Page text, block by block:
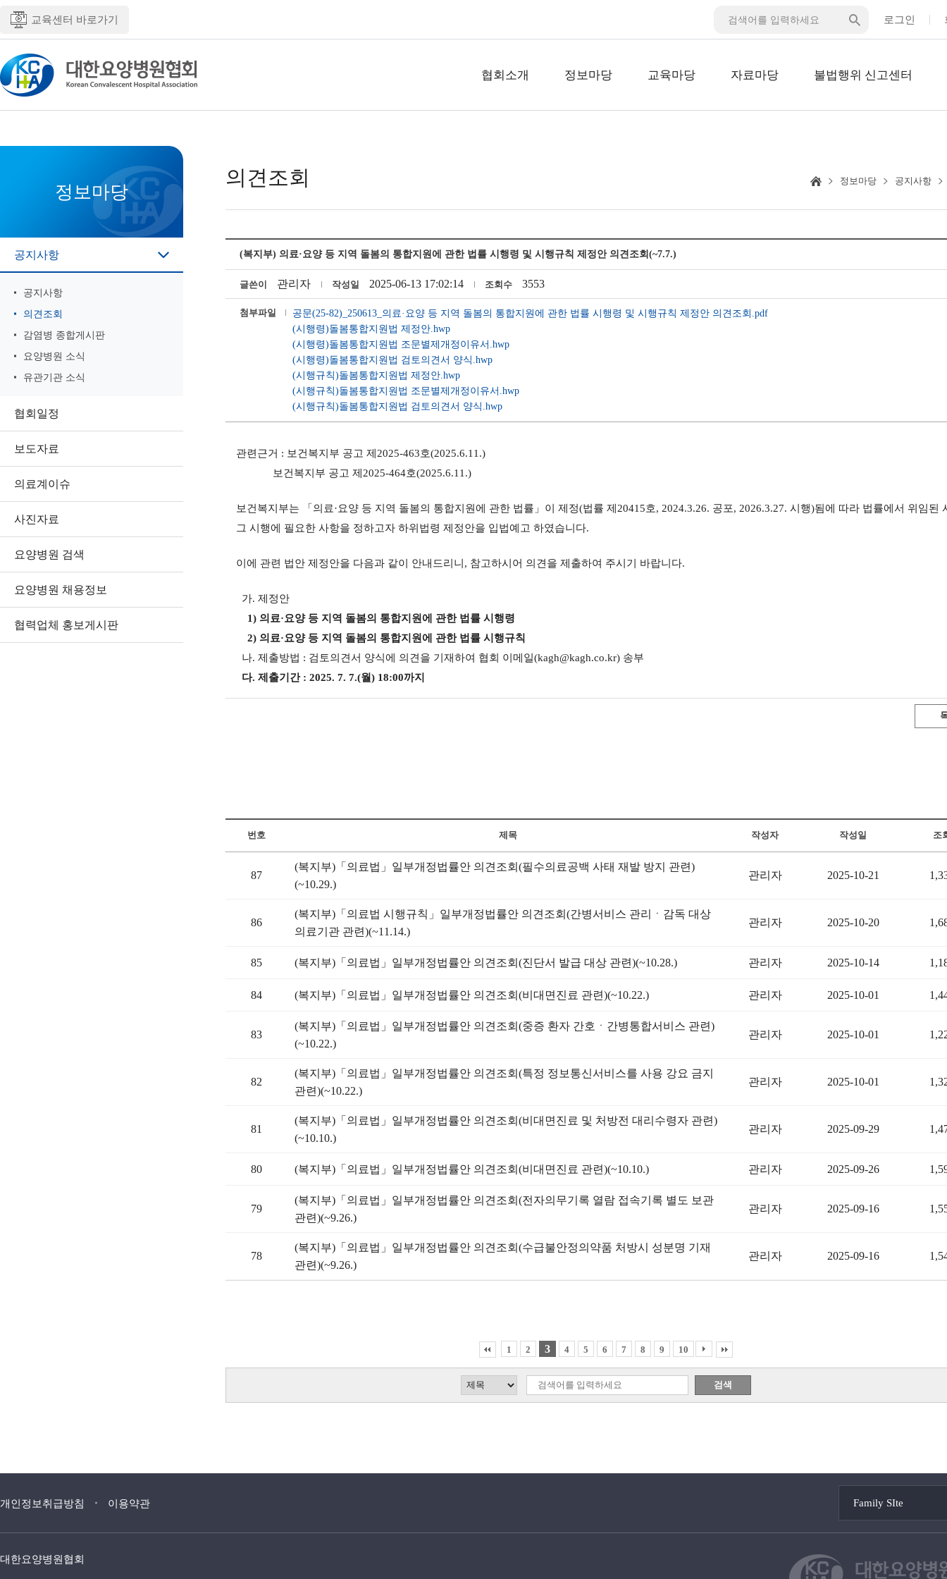
교육센터 바로가기 로그인
협회소개 정보마당 교육마당 자료마당 불법행위 신고센터
정보마당
공지사항
공지사항
의견조회
감염병 종합게시판
요양병원 소식
유관기관 소식
협회일정
보도자료
의료계이슈
사진자료
요양병원 검색
요양병원 채용정보
협력업체 홍보게시판
의견조회 정보마당 공지사항
(복지부) 의료·요양 등 지역 돌봄의 통합지원에 관한 법률 시행령 및 시행규칙 제정안 의견조회(~7.7.)
글쓴이 관리자 작성일 2025-06-13 17:02:14 조회수 3553
첨부파일
공문(25-82)_250613_의료·요양 등 지역 돌봄의 통합지원에 관한 법률 시행령 및 시행규칙 제정안 의견조회.pdf
(시행령)돌봄통합지원법 제정안.hwp
(시행령)돌봄통합지원법 조문별제개정이유서.hwp
(시행령)돌봄통합지원법 검토의견서 양식.hwp
(시행규칙)돌봄통합지원법 제정안.hwp
(시행규칙)돌봄통합지원법 조문별제개정이유서.hwp
(시행규칙)돌봄통합지원법 검토의견서 양식.hwp
관련근거 : 보건복지부 공고 제2025-463호(2025.6.11.)
보건복지부 공고 제2025-464호(2025.6.11.)
보건복지부는 「의료·요양 등 지역 돌봄의 통합지원에 관한 법률」이 제정(법률 제20415호, 2024.3.26. 공포, 2026.3.27. 시행)됨에 따라 법률에서 위임된
그 시행에 필요한 사항을 정하고자 하위법령 제정안을 입법예고 하였습니다.
이에 관련 법안 제정안을 다음과 같이 안내드리니, 참고하시어 의견을 제출하여 주시기 바랍니다.
가. 제정안
1) 의료·요양 등 지역 돌봄의 통합지원에 관한 법률 시행령
2) 의료·요양 등 지역 돌봄의 통합지원에 관한 법률 시행규칙
나. 제출방법 : 검토의견서 양식에 의견을 기재하여 협회 이메일(kagh@kagh.co.kr) 송부
다. 제출기간 : 2025. 7. 7.(월) 18:00까지
번호 제목 작성자 작성일 조
87
(복지부)「의료법」일부개정법률안 의견조회(필수의료공백 사태 재발 방지 관련)
(~10.29.)
관리자 2025-10-21
86
(복지부)「의료법 시행규칙」일부개정법률안 의견조회(간병서비스 관리ㆍ감독 대상
의료기관 관련)(~11.14.)
관리자 2025-10-20
85 (복지부)「의료법」일부개정법률안 의견조회(진단서 발급 대상 관련)(~10.28.) 관리자 2025-10-14
84 (복지부)「의료법」일부개정법률안 의견조회(비대면진료 관련)(~10.22.) 관리자 2025-10-01
83
(복지부)「의료법」일부개정법률안 의견조회(중증 환자 간호ㆍ간병통합서비스 관련)
(~10.22.)
관리자 2025-10-01
82
(복지부)「의료법」일부개정법률안 의견조회(특정 정보통신서비스를 사용 강요 금지
관련)(~10.22.)
관리자 2025-10-01
81
(복지부)「의료법」일부개정법률안 의견조회(비대면진료 및 처방전 대리수령자 관련)
(~10.10.)
관리자 2025-09-29
80 (복지부)「의료법」일부개정법률안 의견조회(비대면진료 관련)(~10.10.) 관리자 2025-09-26
79
(복지부)「의료법」일부개정법률안 의견조회(전자의무기록 열람 접속기록 별도 보관
관련)(~9.26.)
관리자 2025-09-16
78
(복지부)「의료법」일부개정법률안 의견조회(수급불안정의약품 처방시 성분명 기재
관련)(~9.26.)
관리자 2025-09-16
1 2 3 4 5 6 7 8 9 10
Family SIte
개인정보취급방침 이용약관
대한요양병원협회